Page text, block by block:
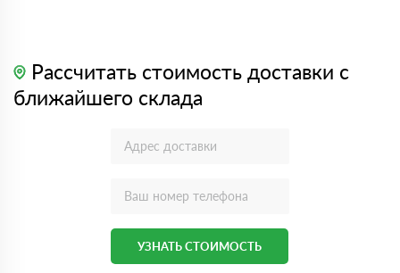
Рассчитать стоимость доставки с
ближайшего склада
УЗНАТЬ СТОИМОСТЬ